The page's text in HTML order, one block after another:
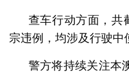
查车行动方面，共
宗违例，均涉及行驶中
警方将持续关注本